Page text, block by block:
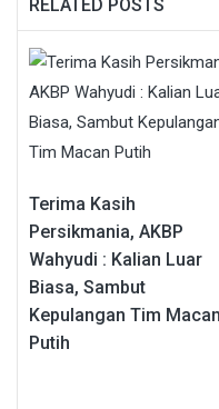
RELATED POSTS
Terima Kasih
Persikmania, AKBP
Wahyudi : Kalian Luar
Biasa, Sambut
Kepulangan Tim Macan
Putih